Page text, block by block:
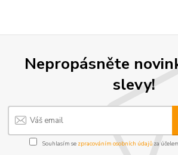
Nepropásněte
slevy!
Souhlasím se zpracováním osobních údajůza